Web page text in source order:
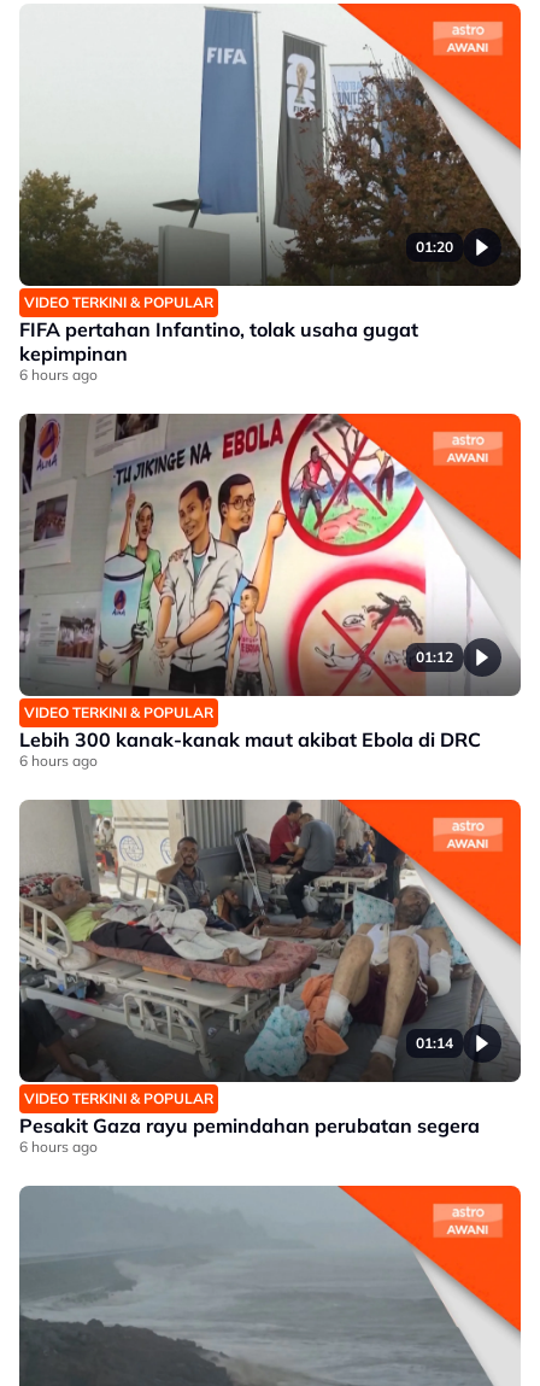
01:20
VIDEO TERKINI & POPULAR
FIFA pertahan Infantino, tolak usaha gugat
kepimpinan
6 hours ago
01:12
VIDEO TERKINI & POPULAR
Lebih 300 kanak-kanak maut akibat Ebola di DRC
6 hours ago
01:14
VIDEO TERKINI & POPULAR
Pesakit Gaza rayu pemindahan perubatan segera
6 hours ago